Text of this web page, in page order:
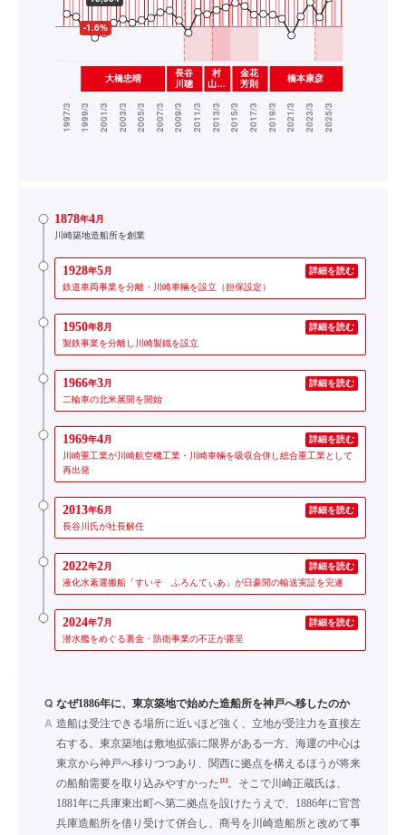
1878年4月
川崎築地造船所を創業
1928年5月
詳細を読む
鉄道車両事業を分離・川崎車輛を設立（担保設定）
1950年8月
詳細を読む
製鉄事業を分離し川崎製鐵を設立
1966年3月
詳細を読む
二輪車の北米展開を開始
1969年4月
詳細を読む
川崎重工業が川崎航空機工業・川崎車輛を吸収合併し総合重工業として
再出発
2013年6月
詳細を読む
長谷川氏が社長解任
2022年2月
詳細を読む
液化水素運搬船「すいそ ふろんてぃあ」が日豪間の輸送実証を完遂
2024年7月
詳細を読む
潜水艦をめぐる裏金・防衛事業の不正が露呈
Q なぜ1886年に、東京築地で始めた造船所を神戸へ移したのか
A 造船は受注できる場所に近いほど強く、立地が受注力を直接左
右する。東京築地は敷地拡張に限界がある一方、海運の中心は
東京から神戸へ移りつつあり、関西に拠点を構えるほうが将来
の船舶需要を取り込みやすかった [1]。そこで川崎正蔵氏は、
1881年に兵庫東出町へ第二拠点を設けたうえで、1886年に官営
兵庫造船所を借り受けて併合し、商号を川崎造船所と改めて事